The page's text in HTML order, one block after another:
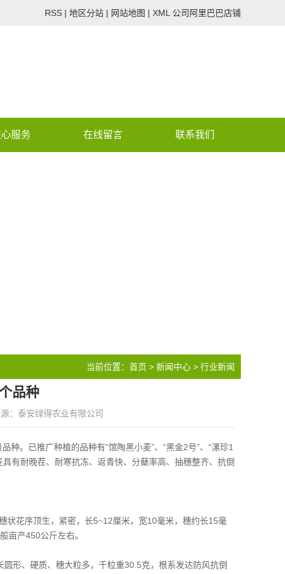
RSS | 地区分站 | 网站地图 | XML 公司阿里巴巴店铺
服务 在线留言 联系我们
当前位置： 首页 > 新闻中心 > 行业新闻
品种
：泰安绿得农业有限公司
。已推广种植的品种有“馆陶黑小麦”、“黑金2号”、“漯珍1
具有耐晚茬、耐寒抗冻、返青快、分蘖率高、抽穗整齐、抗倒
状花序顶生，紧密，长5~12厘米，宽10毫米，穗约长15毫
亩产450公斤左右。
形、硬质、穗大粒多，千粒重30.5克，根系发达防风抗倒